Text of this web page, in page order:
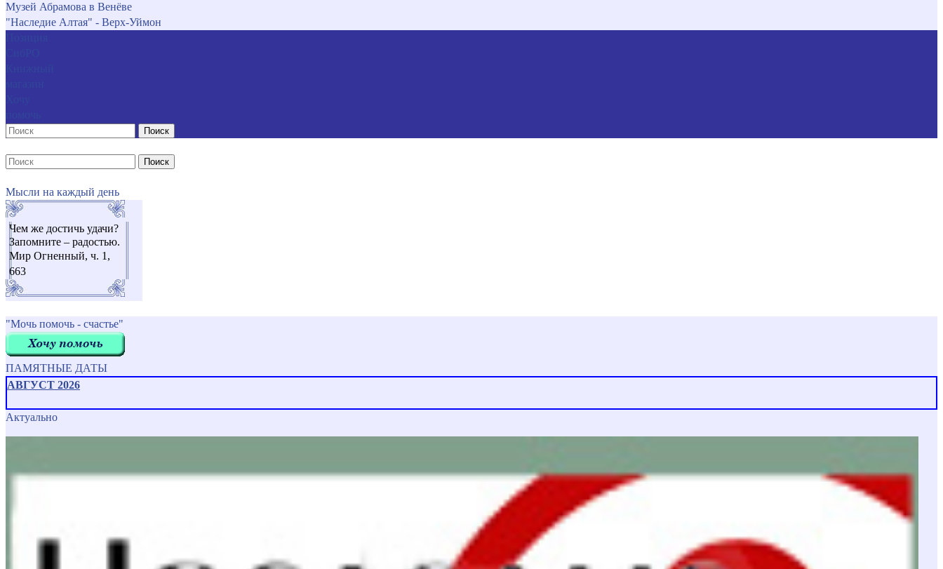
Музей Абрамова в Венёве
"Наследие Алтая" - Верх-Уймон
Поиск
Поиск
Мысли на каждый день
Чем же достичь удачи?
Запомните – радостью.
Мир Огненный, ч. 1,
663
"Мочь помочь - счастье"
ПАМЯТНЫЕ ДАТЫ
АВГУСТ 2026
Актуально